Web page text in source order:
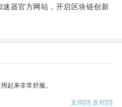
器官方网站，开启区块链创新
起来非常舒服。
支持[0] 反对[0]